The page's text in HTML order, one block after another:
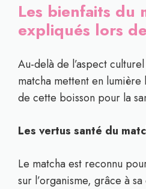
Les bienfaits du
expliqués lors
Au-delà de l’aspect
matcha mettent en
de cette boisson pour la
Les vertus santé du
Le matcha est reconnu
sur l’organisme, grâce à